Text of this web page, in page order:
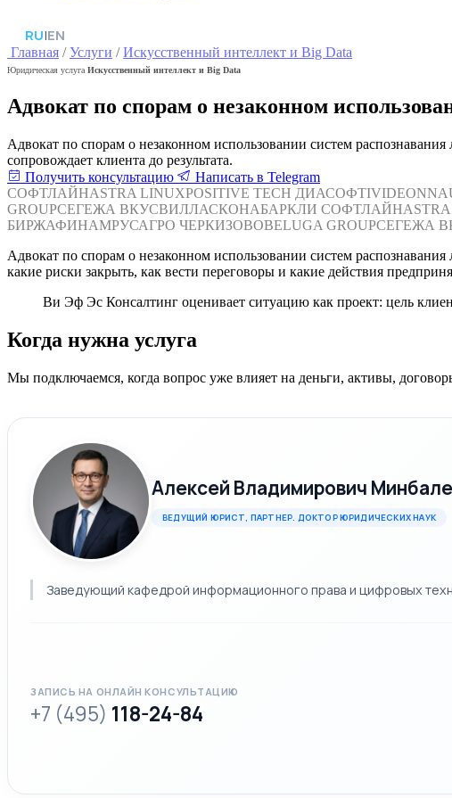
RU|EN
Главная /Услуги /Искусственный интеллект и Big Data
Юридическая услуга Искусственный интеллект и Big Data
Адвокат по спорам о незаконном
Адвокат по спорам о незаконном использовании систем
сопровождает клиента до результата.
Получить консультацию
Написать в Telegram
СОФТЛАЙНASTRA LINUXPOSITIVE TECH ДИАСОФТIVIDEON
GROUPСЕГЕЖА ВКУСВИЛЛАСКОНАБАРКЛИ СОФТЛАЙН
БИРЖАФИНАМРУСАГРО ЧЕРКИЗОВОBELUGA GROUPСЕГЕЖА
Адвокат по спорам о незаконном использовании систем
какие риски закрыть, как вести переговоры и какие действия
Ви Эф Эс Консалтинг оценивает ситуацию как проект: цель
Когда нужна услуга
Мы подключаемся, когда вопрос уже влияет на деньги, активы,
Алексей Владимирович
ВЕДУЩИЙ ЮРИСТ, ПАРТНЕР. ДОКТОР ЮРИДИЧЕСКИХ НАУК
Заведующий кафедрой информационного права и цифровых
ЗАПИСЬ НА ОНЛАЙН КОНСУЛЬТАЦИЮ
+7 (495) 118-24-84